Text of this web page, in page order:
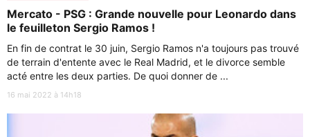
Mercato - PSG : Grande nouvelle pour Leonardo dans
le feuilleton Sergio Ramos !
En fin de contrat le 30 juin, Sergio Ramos n'a toujours pas trouvé
de terrain d'entente avec le Real Madrid, et le divorce semble
acté entre les deux parties. De quoi donner de ...
16 mai 2022 à 14h18